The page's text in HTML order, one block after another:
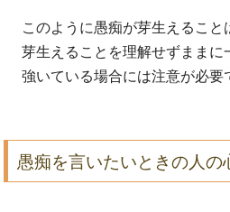
このように愚痴が芽生えるこ
芽生えることを理解せずままに
強いている場合には注意が必要
愚痴を言いたいときの人の